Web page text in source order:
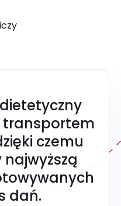
transportem
czemu
dań.